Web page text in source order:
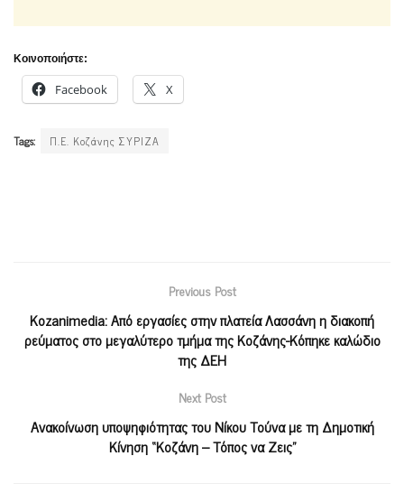
Κοινοποιήστε:
Facebook X
Tags: Π.Ε. Κοζάνης ΣΥΡΙΖΑ
Previous Post
Kozanimedia: Από εργασίες στην πλατεία Λασσάνη η διακοπή
ρεύματος στο μεγαλύτερο τμήμα της Κοζάνης-Κόπηκε καλώδιο
της ΔΕΗ
Next Post
Ανακοίνωση υποψηφιότητας του Νίκου Τούνα με τη Δημοτική
Κίνηση “Κοζάνη – Τόπος να Ζεις”